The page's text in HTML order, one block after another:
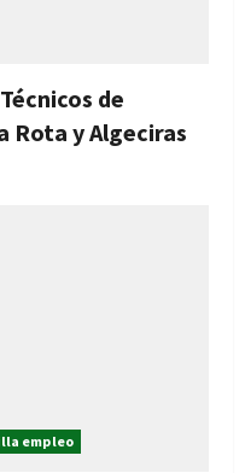
de
Rota y Algeciras
empleo